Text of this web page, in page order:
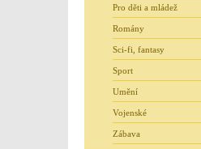
Pro děti a mládež
Romány
Sci-fi, fantasy
Sport
Umění
Vojenské
Zábava